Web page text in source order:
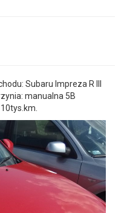
Subaru Impreza R III
manualna 5B